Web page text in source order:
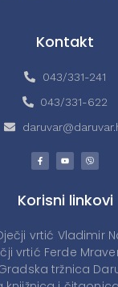
Kontakt
043/331-241
043/331-622
Korisni linkovi
vrtić Vladimir
vrtić Ferde
tržnica